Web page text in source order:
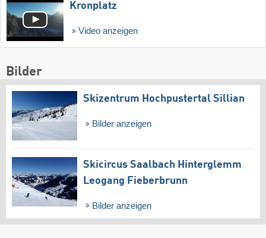
Kronplatz
Video anzeigen
Bilder
Skizentrum Hochpustertal Sillian
Bilder anzeigen
Skicircus Saalbach Hinterglemm
Leogang Fieberbrunn
Bilder anzeigen